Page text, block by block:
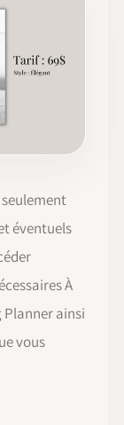
éventuels
À
Planner ainsi
vous